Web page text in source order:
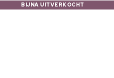
BIJNA UITVERKOCHT